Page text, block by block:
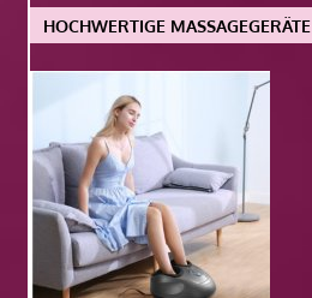
HOCHWERTIGE MASSAGEGERÄTE